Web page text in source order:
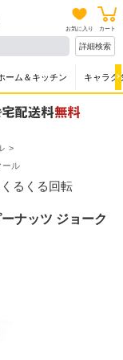
お気に入り カート
詳細検索
ーム＆キッチン キャラク
ール
るくる回転
ナッツ ジョーク